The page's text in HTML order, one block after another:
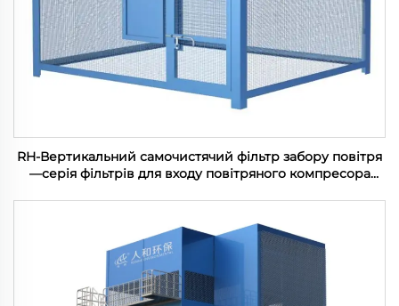
RH-Вертикальний самочистячий фільтр забору повітря
—серія фільтрів для входу повітряного компресора